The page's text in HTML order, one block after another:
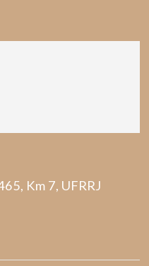
Km 7, UFRRJ